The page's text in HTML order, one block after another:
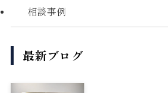
相談事例
最新ブログ